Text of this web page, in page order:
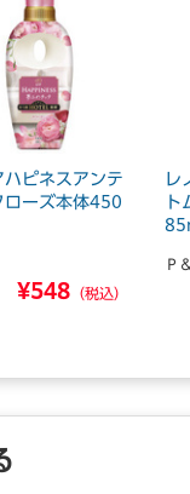
ハピネスアンテ
ローズ本体450
¥548 （税込）
レ
ト
Ｐ